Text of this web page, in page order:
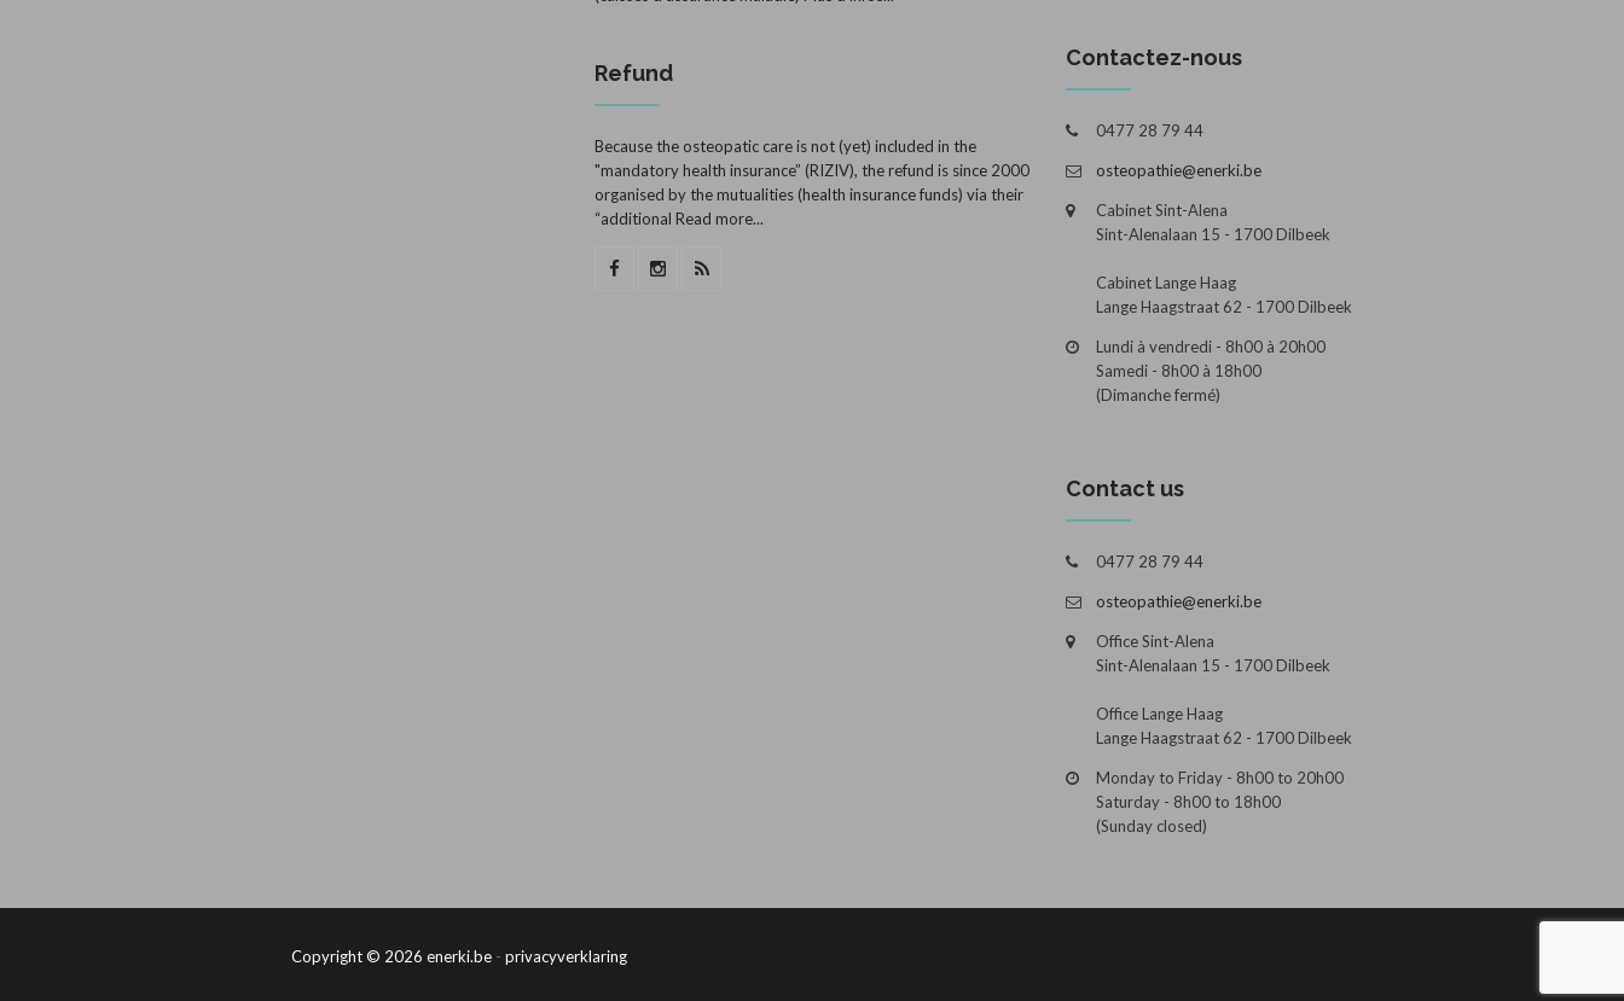
Refund
Because the osteopatic care is not (yet) included in the
"mandatory health insurance” (RIZIV), the refund is since 2000
organised by the mutualities (health insurance funds) via their
“additional Read more...
Contactez-nous
0477 28 79 44
osteopathie@enerki.be
Cabinet Sint-Alena
Sint-Alenalaan 15 - 1700 Dilbeek
Cabinet Lange Haag
Lange Haagstraat 62 - 1700 Dilbeek
Lundi à vendredi - 8h00 à 20h00
Samedi - 8h00 à 18h00
(Dimanche fermé)
Contact us
0477 28 79 44
osteopathie@enerki.be
Office Sint-Alena
Sint-Alenalaan 15 - 1700 Dilbeek
Office Lange Haag
Lange Haagstraat 62 - 1700 Dilbeek
Monday to Friday - 8h00 to 20h00
Saturday - 8h00 to 18h00
(Sunday closed)
Copyright © 2026 enerki.be- privacyverklaring